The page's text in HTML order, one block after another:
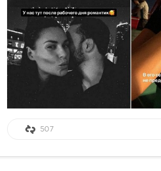
507